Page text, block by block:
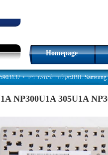
Homepage
מקלדת למחשב נייד>